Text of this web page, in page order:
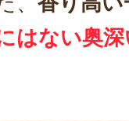
はない奥